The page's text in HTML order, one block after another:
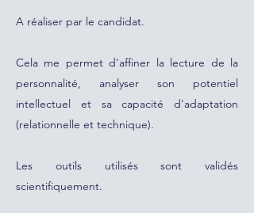
A réaliser par le candidat.
Cela me permet d'affiner la lecture de la
personnalité, analyser son potentiel
intellectuel et sa capacité d'adaptation
(relationnelle et technique).
Les outils utilisés sont validés
scientifiquement.